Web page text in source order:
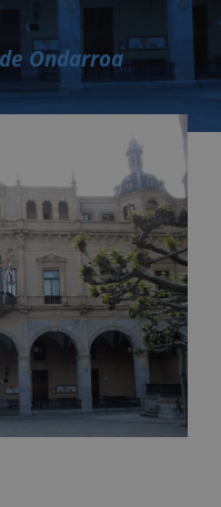
Ondarroa